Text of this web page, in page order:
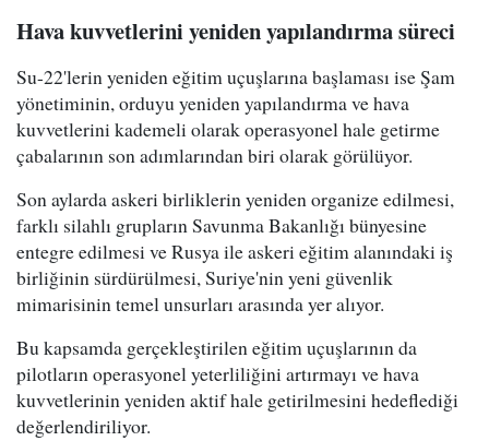
Hava kuvvetlerini yeniden yapılandırma süreci
Su-22'lerin yeniden eğitim uçuşlarına başlaması ise Şam
yönetiminin, orduyu yeniden yapılandırma ve hava
kuvvetlerini kademeli olarak operasyonel hale getirme
çabalarının son adımlarından biri olarak görülüyor.
Son aylarda askeri birliklerin yeniden organize edilmesi,
farklı silahlı grupların Savunma Bakanlığı bünyesine
entegre edilmesi ve Rusya ile askeri eğitim alanındaki iş
birliğinin sürdürülmesi, Suriye'nin yeni güvenlik
mimarisinin temel unsurları arasında yer alıyor.
Bu kapsamda gerçekleştirilen eğitim uçuşlarının da
pilotların operasyonel yeterliliğini artırmayı ve hava
kuvvetlerinin yeniden aktif hale getirilmesini hedeflediği
değerlendiriliyor.